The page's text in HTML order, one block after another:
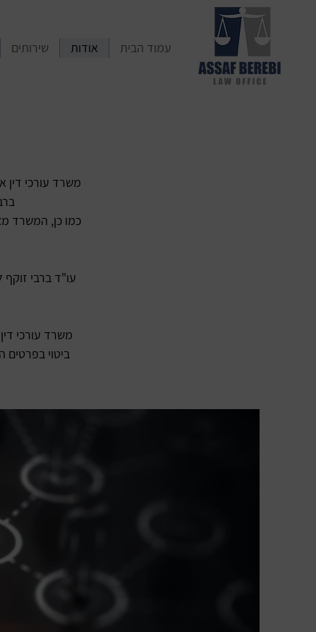
עמוד הבית אודות שירותים
משרד עורכי דין
כמו כן, המשרד
עו"ד ברבי זוקף
משרד עורכי
ביטוי